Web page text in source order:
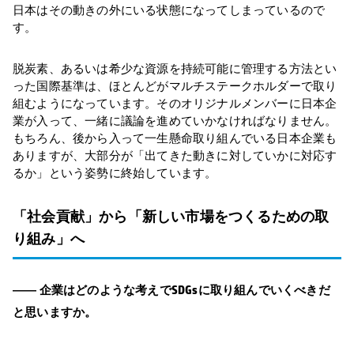
日本はその動きの外にいる状態になってしまっているので
す。
脱炭素、あるいは希少な資源を持続可能に管理する方法とい
った国際基準は、ほとんどがマルチステークホルダーで取り
組むようになっています。そのオリジナルメンバーに日本企
業が入って、一緒に議論を進めていかなければなりません。
もちろん、後から入って一生懸命取り組んでいる日本企業も
ありますが、大部分が「出てきた動きに対していかに対応す
るか」という姿勢に終始しています。
「社会貢献」から「新しい市場をつくるための取
り組み」へ
―― 企業はどのような考えでSDGsに取り組んでいくべきだ
と思いますか。